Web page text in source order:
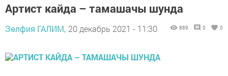
Артист кайда – тамашачы шунда
Зөлфия ГАЛИМ, 20 декабрь 2021 - 11:30 889 0 0